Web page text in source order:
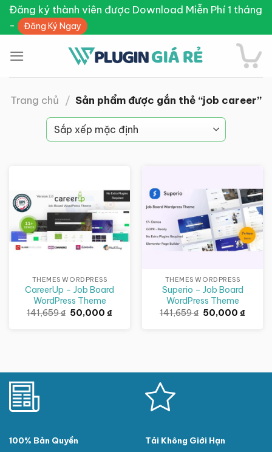
Skip
content
Đăng ký thành viên được Download Miễn Phí 1 tháng
-
Đăng Ký Ngay
Trang chủ / Sản phẩm được gắn thẻ “job career”
THEMES WORDPRESS
CareerUp – Job Board
WordPress Theme
141,659₫ Giá
gốc
50,000₫Giá
THEMES WORDPRESS
Superio – Job Board
WordPress Theme
141,659₫ Giá
gốc
50,000₫Giá
100% Bản Quyền Tải Không Giới Hạn